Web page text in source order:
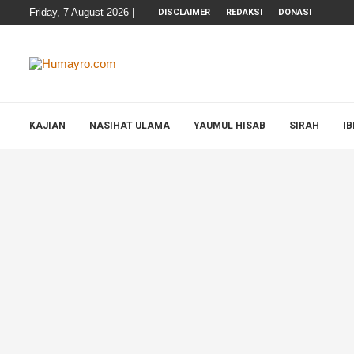
Friday, 7 August 2026 | DISCLAIMER REDAKSI DONASI
KAJIAN NASIHAT ULAMA YAUMUL HISAB SIRAH